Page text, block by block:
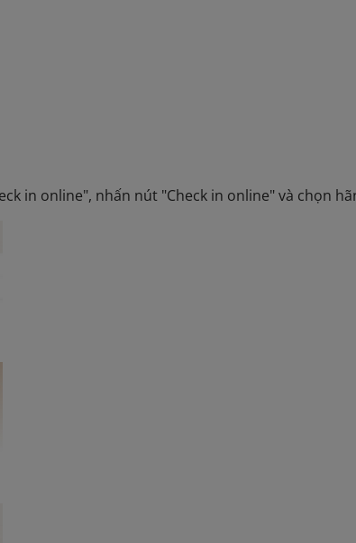
in online", nhấn nút "Check in online" và chọn